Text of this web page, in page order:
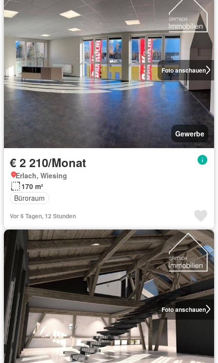
Foto anschauen
Gewerbe
€ 2 210/Monat
Erlach, Wiesing
170 m²
Büroraum
Vor 6 Tagen, 12 Stunden
Foto anschauen